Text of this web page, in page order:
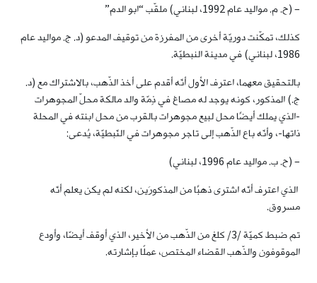
– (ح. م. مواليد عام 1992، لبناني) ملقّب “ابو الدم”
كذلك، تمكّنت دوريّة أخرى من المفرزة من توقيف المدعو (د. ج. مواليد عام
1986، لبناني) في مدينة النبطيّة.
بالتحقيق معهما، اعترف الأول أنّه أقدم على أخذ الذّهب، بالاشتراك مع (د.
ج.) المذكور، كونه يوجد له مصاغ في ذِمّة والد مالكة محلّ المجوهرات
-الذي يملك أيضًا محل لبيع مجوهرات بالقرب من محل ابنته في المحلة
ذاتها-، وأنّه باع الذّهب إلى تاجر مجوهرات في النّبطيّة، يُدعى:
– (ح. ب. مواليد عام 1996، لبناني)
الذي اعترف أنّه اشترى ذهبًا من المذكورَين، لكنه لم يكن يعلم أنّه
مسروق.
تم ضبط كميّة /3/ كلغ من الذّهب من الأخير، الذي أوقف أيضّا، وأودع
الموقوفون والذّهب القضاء المختص، عملًا بإشارته.